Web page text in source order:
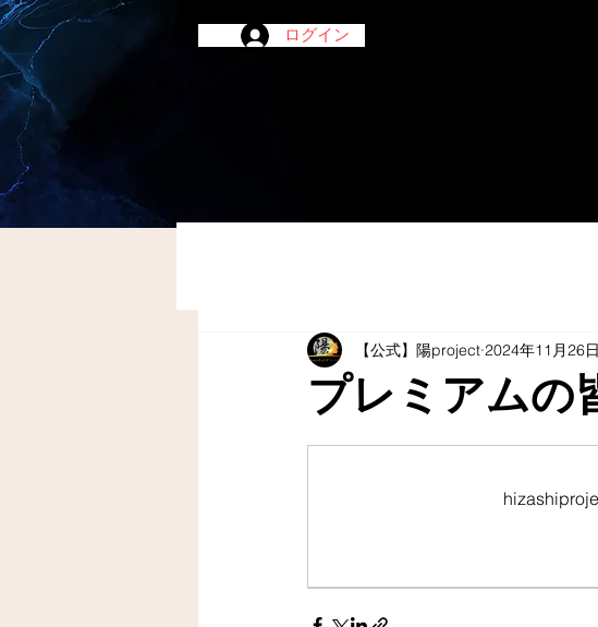
ログイン
プレミアムの
【公式】陽project 2024年11月26日